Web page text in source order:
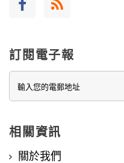
訂閱電子報
相關資訊
關於我們